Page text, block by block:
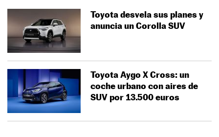
Toyota desvela sus planes y
anuncia un Corolla SUV
Toyota Aygo X Cross: un
coche urbano con aires de
SUV por 13.500 euros